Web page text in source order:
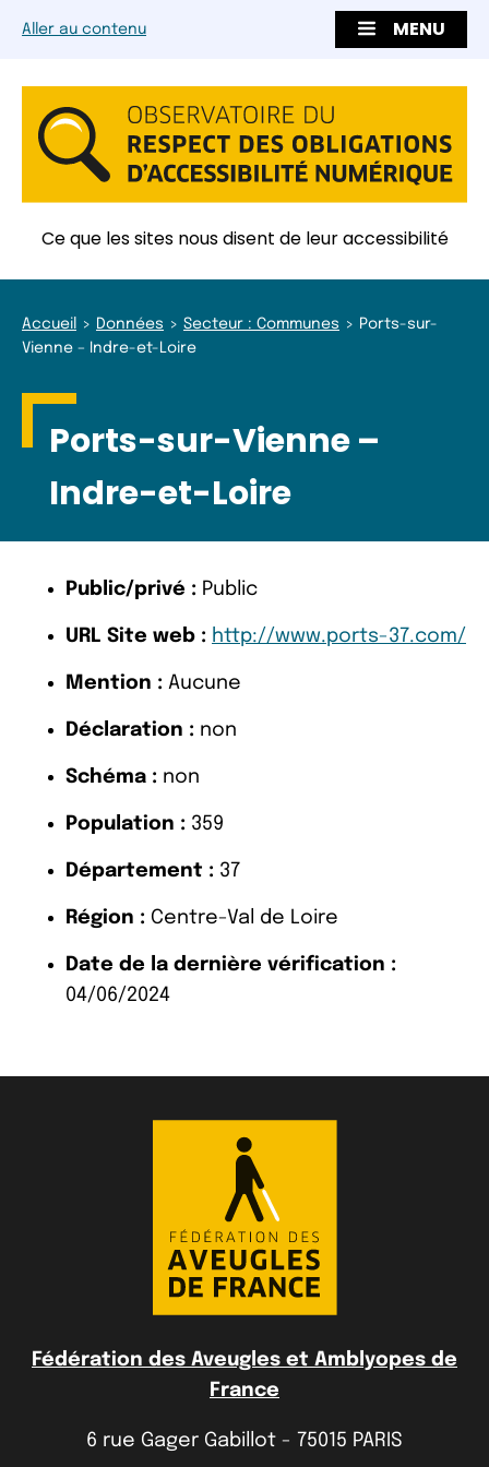
Aller au contenu MENU
Ce que les sites nous disent de leur accessibilité
Accueil Données Secteur : Communes
Ports-sur-
Vienne – Indre-et-Loire
Ports-sur-Vienne –
Indre-et-Loire
Public/privé : Public
URL Site web : http://www.ports-37.com/
Mention : Aucune
Déclaration : non
Schéma : non
Population : 359
Département : 37
Région : Centre-Val de Loire
Date de la dernière vérification :
04/06/2024
Fédération des Aveugles et Amblyopes de
France
6 rue Gager Gabillot - 75015 PARIS